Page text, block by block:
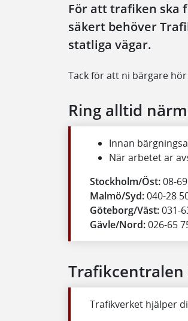
För att trafiken ska
säkert behöver
statliga vägar.
Tack för att ni bärgare
Ring alltid
Innan
När arbetet ar
Stockholm/Öst:08-
Malmö/Syd:040-28
Göteborg/Väst:031-
Gävle/Nord:026-65
Trafikverket hjälper